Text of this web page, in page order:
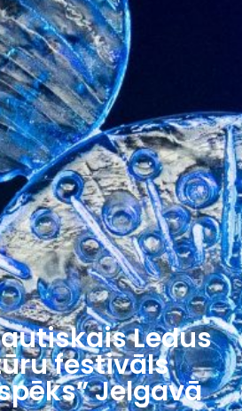
Ledus
festivāls
Jelgavā